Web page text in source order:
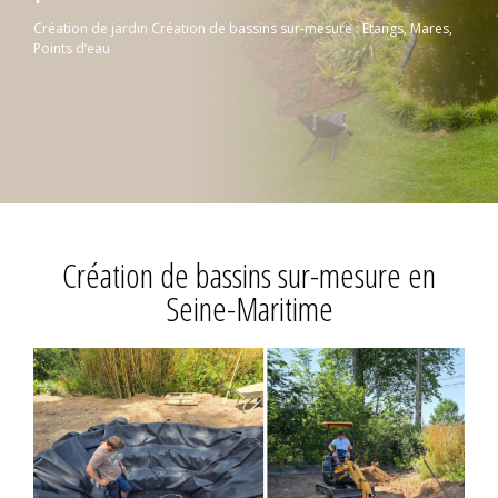
Création de jardin Création de bassins sur-mesure : Etangs, Mares,
Points d’eau
Création de bassins sur-mesure en
Seine-Maritime